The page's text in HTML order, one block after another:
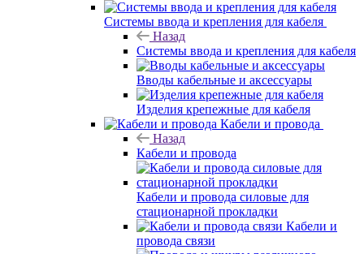
Системы ввода и крепления для кабеля
Назад
Системы ввода и крепления для кабеля
Вводы кабельные и аксессуары
Изделия крепежные для кабеля
Кабели и провода
Назад
Кабели и провода
Кабели и провода силовые для
стационарной прокладки
Кабели и
провода связи